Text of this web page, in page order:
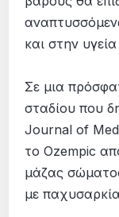
και στην
Σε μια
σταδίου που
Journal of
το Ozempic
μάζας
με